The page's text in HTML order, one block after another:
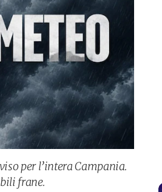
per l’intera Campania.
frane.